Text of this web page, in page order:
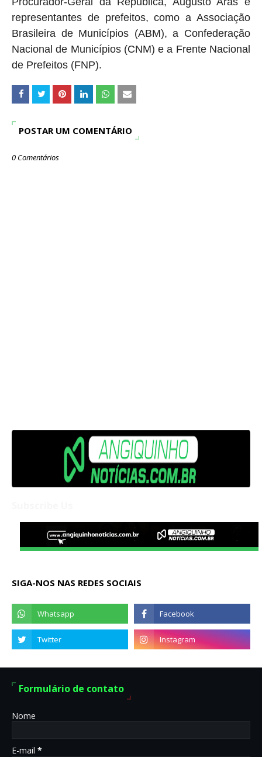
representantes de prefeitos, como a Associação
Brasileira de Municípios (ABM), a Confederação
Nacional de Municípios (CNM) e a Frente Nacional
de Prefeitos (FNP).
POSTAR UM COMENTÁRIO
0 Comentários
SIGA-NOS NAS REDES SOCIAIS
Formulário de contato
Nome
E-mail *